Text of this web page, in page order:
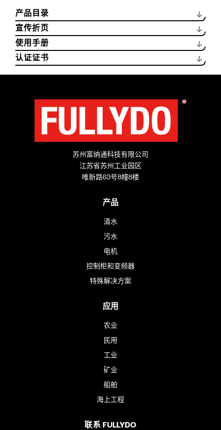
CAT_0226_SOMMERSE-50HZ_ML.PDF
CAT_0203_SOMMERSE-60HZ_ML.PDF
LEA_0260_DESALINATION_EN.PDF
LEA_0258_SAER-SOLAR-SYSTEM_EN.PDF
LEA_0229_SOMMERSE-50HZ_ML.PDF
MAN_0214_IX-80003010-SOMMERSE-4-6-8-10-12-
14_ML.PDF
CER_0001_ISO-9001-2024-2027_IT-EN.PDF
CER_0001_ISO-9001-2024-2027_IT-FR.PDF
苏州富纳通科技有限公司
江苏省苏州工业园区
唯新路63号8幢8楼
产品
清水
污水
电机
控制柜和变频器
特殊解决方案
应用
农业
民用
工业
矿业
船舶
海上工程
联系 FULLYDO